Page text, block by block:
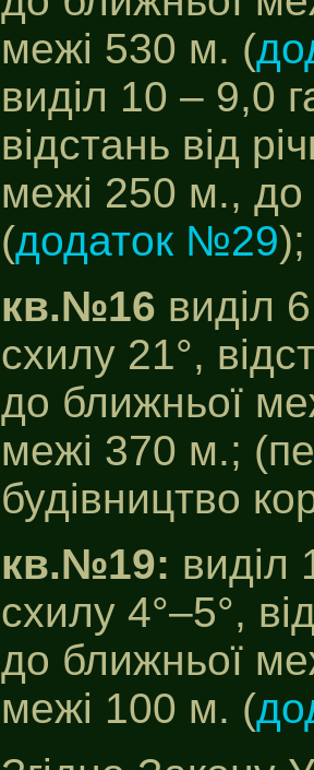
межі 530 м. (
виділ 10 – 9,0
відстань від
межі 250 м., до
(додаток №29);
кв.№16 виділ
схилу 21°,
до ближньої
межі 370 м.;
будівництво
кв.№19: виділ
схилу 4°–5°,
до ближньої
межі 100 м. (